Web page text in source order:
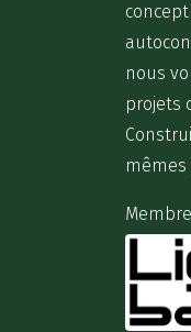
nous
projets
mêmes